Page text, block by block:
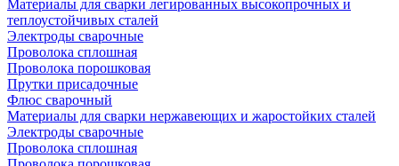
Материалы для сварки легированных высокопрочных и
теплоустойчивых сталей
Электроды сварочные
Проволока сплошная
Проволока порошковая
Прутки присадочные
Флюс сварочный
Материалы для сварки нержавеющих и жаростойких сталей
Электроды сварочные
Проволока сплошная